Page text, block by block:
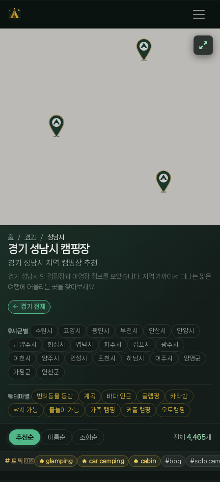
홈 경기 성남시
경기 성남시 캠핑장
경기 성남시 지역 캠핑장 추천
경기 성남시 의 캠핑장과 야영장 정보를 모았습니다. 지역 가까이서 떠나는 짧은
여행에 어울리는 곳을 찾아보세요.
경기 전체
시군별 수원시 고양시 용인시 부천시 안산시 안양시
남양주시 화성시 평택시 파주시 김포시 광주시
이천시 양주시 안성시 포천시 하남시 여주시 양평군
가평군 연천군
테마별 반려동물 동반 계곡 바다 인근 글램핑 카라반
낚시 가능 물놀이 가능 가족 캠핑 커플 캠핑 오토캠핑
추천순 이름순 조회순 전체 4,465개
토픽🇺🇸 🔥 glamping 🔥 car camping 🔥 cabin #bbq #solo